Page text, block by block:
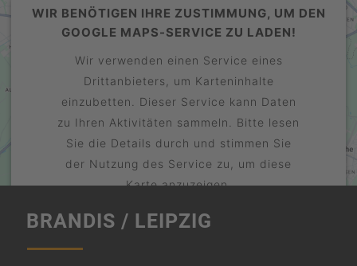
WIR BENÖTIGEN IHRE ZUSTIMMUNG, UM DEN
GOOGLE MAPS-SERVICE ZU LADEN!
Wir verwenden einen Service eines
Drittanbieters, um Karteninhalte
einzubetten. Dieser Service kann Daten
zu Ihren Aktivitäten sammeln. Bitte lesen
Sie die Details durch und stimmen Sie
der Nutzung des Service zu, um diese
Karte anzuzeigen.
Mehr Informationen
BRANDIS / LEIPZIG